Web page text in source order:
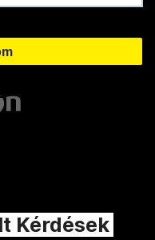
Kérdések